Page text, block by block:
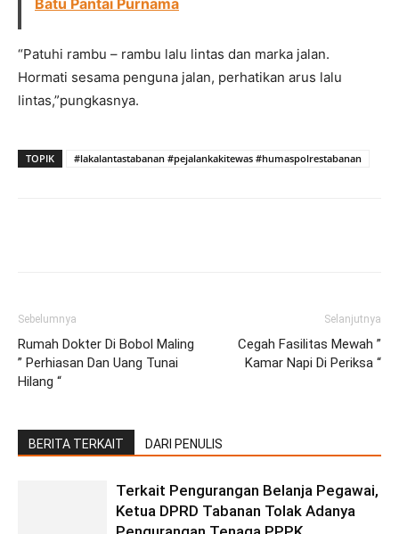
Batu Pantai Purnama
“Patuhi rambu – rambu lalu lintas dan marka jalan.
Hormati sesama penguna jalan, perhatikan arus lalu
lintas,”pungkasnya.
TOPIK #lakalantastabanan #pejalankakitewas #humaspolrestabanan
Sebelumnya
Rumah Dokter Di Bobol Maling
” Perhiasan Dan Uang Tunai
Hilang “
Selanjutnya
Cegah Fasilitas Mewah ”
Kamar Napi Di Periksa “
BERITA TERKAIT DARI PENULIS
Terkait Pengurangan Belanja Pegawai,
Ketua DPRD Tabanan Tolak Adanya